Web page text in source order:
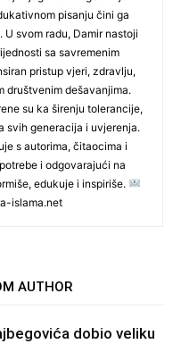
pisanju čini ga
svom radu, Damir nastoji
sa savremenim
pristup vjeri, zdravlju,
društvenim dešavanjima.
su ka širenju tolerancije,
svih generacija i uvjerenja.
s autorima, čitaocima i
i odgovarajući na
edukuje i inspiriše.
islama.net
AUTHOR
dobio veliku